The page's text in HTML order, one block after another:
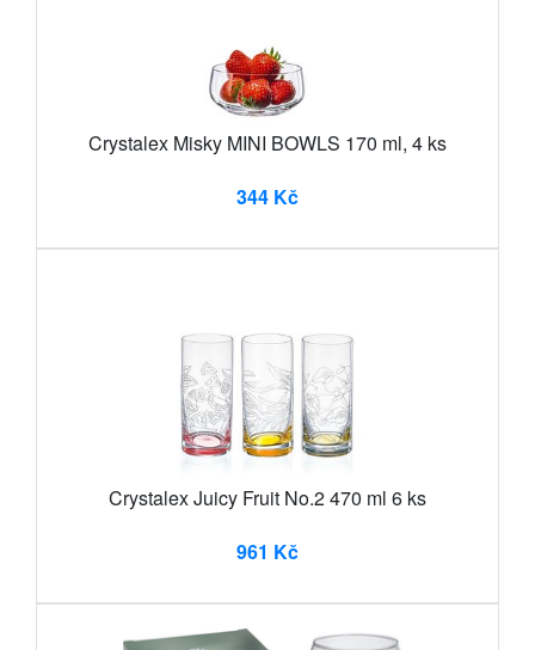
Crystalex Misky MINI BOWLS 170 ml, 4 ks
344 Kč
Crystalex Juicy Fruit No.2 470 ml 6 ks
961 Kč